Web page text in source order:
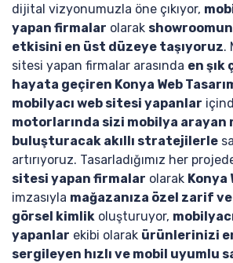
dijital vizyonumuzla öne çıkıyor,
yapan firmalar olarak
etkisini en üst düzeye taşıyoruz.
sitesi yapan firmalar arasında en şık
hayata geçiren Konya Web
mobilyacı web sitesi yapanlar
motorlarında sizi mobilya
buluşturacak akıllı stratejilerle
artırıyoruz. Tasarladığımız her
sitesi yapan firmalar olarak Konya
imzasıyla mağazanıza özel zarif ve
görsel kimlik oluşturuyor,
yapanlar ekibi olarak ürünlerinizi
sergileyen hızlı ve mobil uyumlu